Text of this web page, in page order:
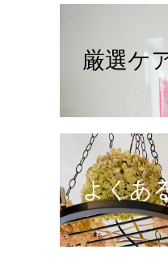
厳選ケ
よくあ